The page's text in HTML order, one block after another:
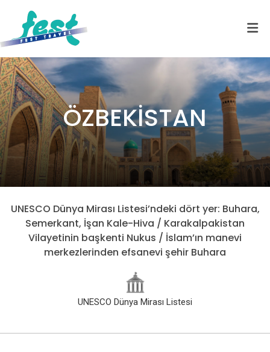
ÖZBEKİSTAN
UNESCO Dünya Mirası Listesi’ndeki dört yer: Buhara,
Semerkant, İşan Kale-Hiva / Karakalpakistan
Vilayetinin başkenti Nukus / İslam’ın manevi
merkezlerinden efsanevi şehir Buhara
UNESCO Dünya Mirası Listesi